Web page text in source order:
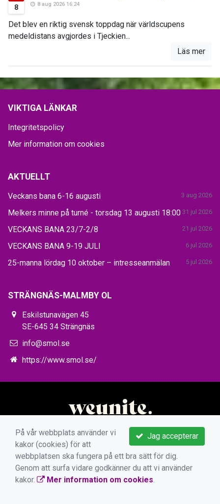
8 8 aug 2026 16:24
Det blev en riktig svensk toppdag när världscupens
medeldistans avgjordes i Tjeckien...
Läs mer
VIKTIGA LÄNKAR
Integritetspolicy
Mer information om cookies
AKTUELLT
Veckans bana 6-16 augusti 3 aug 2026
Melkers minne på turné - torsdag 13 augusti 18:00 31 jul 2026
VECKANS BANA 23/7-2/8 21 jul 2026
VECKANS BANA 9-19 JULI 6 jul 2026
25-manna lördag 10 oktober – intresseanmälan 5 jul 2026
STRÄNGNÄS-MALMBY OL
Eskilstunavägen 45
SE-645 34 Strängnäs
info@smol.se
https://www.smol.se/
Jag accepterar
På vår webbplats använder vi
kakor (cookies) för att
webbplatsen ska fungera på ett bra sätt för dig.
Genom att surfa vidare godkänner du att vi använder
kakor.
Mer information om cookies.